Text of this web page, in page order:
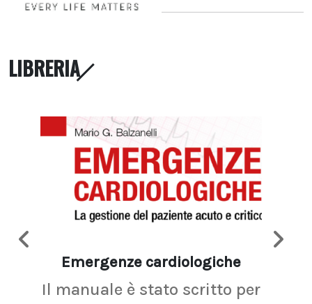
LIBRERIA
Emergenze cardiologiche
Il manuale è stato scritto per